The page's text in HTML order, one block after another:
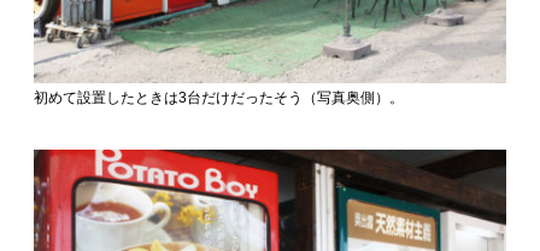
初めて設置したときは3台だけだったそう（写真奥側）。